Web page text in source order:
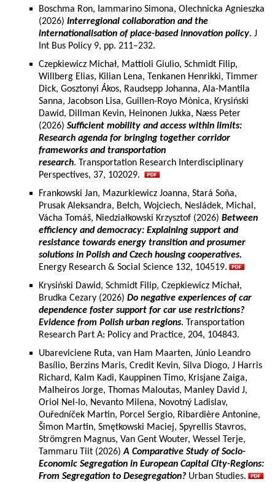
Boschma Ron, Iammarino Simona, Olechnicka Agnieszka
(2026) Interregional collaboration and the
internationalisation of place-based innovation policy. J
Int Bus Policy 9, pp. 211–232.
Czepkiewicz Michał, Mattioli Giulio, Schmidt Filip,
Willberg Elias, Kilian Lena, Tenkanen Henrikki, Timmer
Dick, Gosztonyi Ákos, Raudsepp Johanna, Ala-Mantila
Sanna, Jacobson Lisa, Guillen-Royo Mònica, Krysiński
Dawid, Dillman Kevin, Heinonen Jukka, Næss Peter
(2026) Sufficient mobility and access within limits:
Research agenda for bringing together corridor
frameworks and transportation
research. Transportation Research Interdisciplinary
Perspectives, 37, 102029.
Frankowski Jan, Mazurkiewicz Joanna, Stará Soňa,
Prusak Aleksandra, Bełch, Wojciech, Nesládek, Michal,
Vácha Tomáš, Niedziałkowski Krzysztof (2026) Between
efficiency and democracy: Explaining support and
resistance towards energy transition and prosumer
solutions in Polish and Czech housing cooperatives.
Energy Research & Social Science 132, 104519.
Krysiński Dawid, Schmidt Filip, Czepkiewicz Michał,
Brudka Cezary (2026) Do negative experiences of car
dependence foster support for car use restrictions?
Evidence from Polish urban regions. Transportation
Research Part A: Policy and Practice, 204, 104843.
Ubareviciene Ruta, van Ham Maarten, Júnio Leandro
Basílio, Berzins Maris, Credit Kevin, Silva Diogo, J Harris
Richard, Kalm Kadi, Kauppinen Timo, Krisjane Zaiga,
Malheiros Jorge, Thomas Maloutas, Manley David J,
Oriol Nel-lo, Nevanto Milena, Novotný Ladislav,
Ouředníček Martin, Porcel Sergio, Ribardière Antonine,
Šimon Martin, Smętkowski Maciej, Spyrellis Stavros,
Strömgren Magnus, Van Gent Wouter, Wessel Terje,
Tammaru Tiit (2026)A Comparative Study of Socio-
Economic Segregation in European Capital City-Regions:
From Segregation to Desegregation? Urban Studies.